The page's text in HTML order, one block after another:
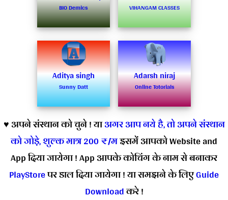
BIO Demics VIHANGAM CLASSES
Aditya singh
Sunny Datt
Adarsh niraj
Online Totorials
♥ अपने संस्थान को चुने ! याअगर आप नये है, तो अपने संस्थान
को जोड़े, शुल्क मात्र 200 ₹/मइसमें आपको Website and
App दिया जायेगा ! App आपके कोचिंग के नाम से बनाकर
PlayStoreपर डाल दिया जायेगा ! या समझने के लिएGuide
Downloadकरे !